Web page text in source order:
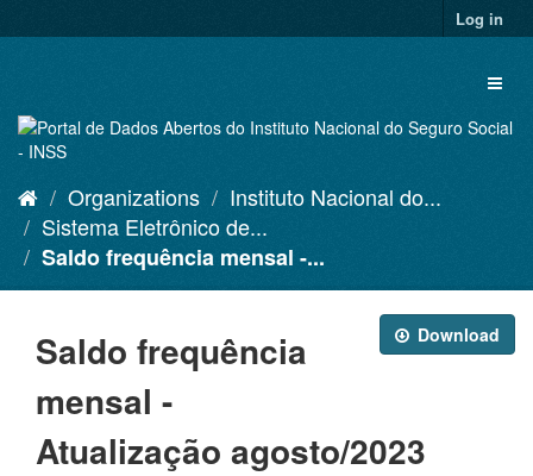
to
Log in
Organizations
Instituto Nacional do...
Sistema Eletrônico de...
Saldo frequência mensal -...
Download
Saldo frequência
mensal -
Atualização agosto/2023